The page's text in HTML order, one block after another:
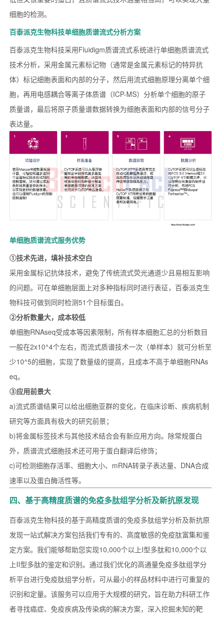
细胞的检测。
百泰派克生物科技单细胞质谱流式分析方案
百泰派克生物科技采用Fluidigm质谱流式系统进行单细胞质谱流式
技术分析，采用金属元素标记物（通常是金属元素标记的特异抗
体）标记细胞表面和内部的分子，然后用流式细胞原理分离单个细
胞，再用电感耦合等离子体质谱（ICP-MS）分析单个细胞的原子
质量谱，最后将原子质量谱数据转换为细胞表面和内部的信号分子
表达量。
单细胞质谱流式服务优势
①技术先进，填补技术空白
采用金属标记抗体技术，避免了传统流式荧光通道少且易相互影响
的问题。可在单细胞层面上对多种指标同时进行表征，百泰派克生
物科技可做到同时检测51个目标蛋白。
②分析数量大，成本较低
单细胞RNAseq受成本等因素限制，所有样本细胞汇总的分析数目
一般在2x10^4个左右，而流式质谱技术一次（单样本）就可分析至
少10^5的细胞，实现了数量级的提高，且成本不高于单细胞RNAs
eq。
③应用前景大
a)流式质谱结果可以给出细胞亚群的变化，在临床诊断、疾病机制
研究等方面具有极大的研究前景；
b)将金属标签技术与其他技术结合会有新应用方向。除常规蛋白
外，质谱流式细胞技术还可用于蛋白翻译后修饰；
c)可检测细胞存活率、细胞大小、mRNA转录子表达量、DNA合成
速率以及蛋白酶活性等。
四、基于高精度质谱的免疫多肽组学分析及新抗原发现
百泰派克生物科技的基于高精度质谱的免疫多肽组学分析及新抗原
发现一站式解决方案包括我们专有的、高度敏感的免疫肽富集和鉴
定方案。我们能够帮助您实现10,000个以上I型多肽和10,000个以
上II型多肽的鉴定和识别。通过我们优化的高通量免疫多肽组学分
析平台进行免疫肽组学分析，可从最小的样品材料中进行可重复的
识别和定量。该服务可以应用于大规模的研究，旨在助力科研工作
者寻找癌症、免疫疾病及传染病的解决方案，深入挖掘未知的靶